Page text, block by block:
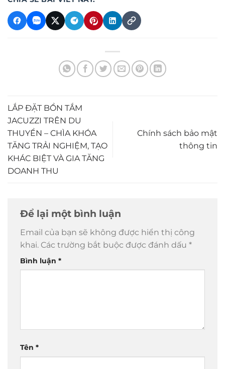
LẮP ĐẶT BỒN TẮM
JACUZZI TRÊN DU
THUYỀN – CHÌA KHÓA
TĂNG TRẢI NGHIỆM, TẠO
KHÁC BIỆT VÀ GIA TĂNG
DOANH THU
Chính sách bảo mật
thông tin
Để lại một bình luận
Email của bạn sẽ không được hiển thị công
khai. Các trường bắt buộc được đánh dấu *
Bình luận *
Tên *